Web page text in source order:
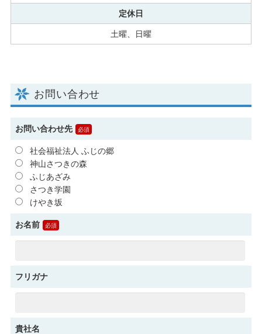
定休日
土曜、日曜
お問い合わせ
お問い合わせ先
社会福祉法人 ふじの郷
神山さつきの森
ふじあざみ
さつき学園
けやき坂
お名前
フリガナ
貴社名